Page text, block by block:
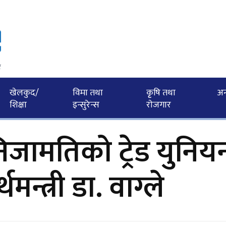
खेलकुद/
शिक्षा
विमा तथा
इन्सुरेन्स
कृृषि तथा
राेजगार
ट्रेड
डा. वाग्ले